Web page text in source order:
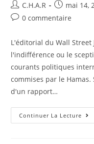
C.H.A.R mai 14,
0 commentaire
L'éditorial du Wall
l'indifférence ou le
courants politiques
commises par le
d'un rapport…
Continuer La Lecture